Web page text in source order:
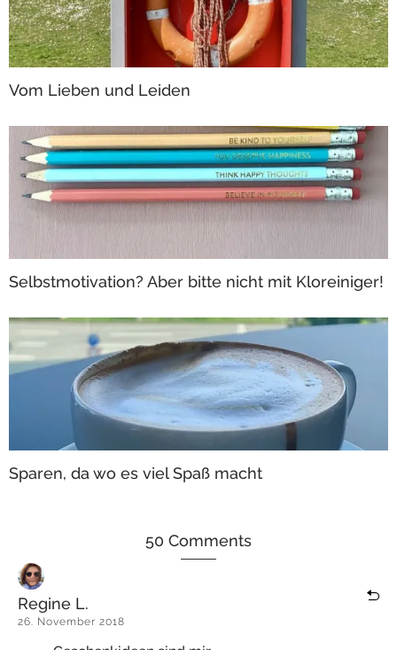
Vom Lieben und Leiden
Selbstmotivation? Aber bitte nicht mit Kloreiniger!
Sparen, da wo es viel Spaß macht
50 Comments
Regine L.
26. November 2018